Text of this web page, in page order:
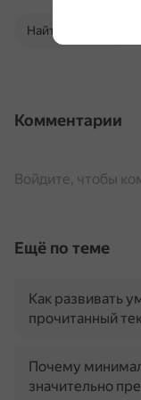
Найти в Поиске
Комментарии
Войдите, чтобы
Ещё по теме
Как развивать
прочитанный
Почему
значительно